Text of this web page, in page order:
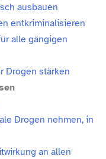
ausbauen
entkriminalisieren
alle gängigen
Drogen stärken
Drogen nehmen, in
an allen